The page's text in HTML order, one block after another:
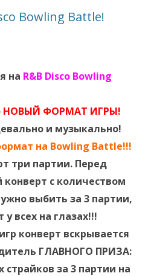
Bowling Battle!
на R&B Disco Bowling
НОВЫЙ ФОРМАТ ИГРЫ!
и музыкально!
на Bowling Battle!!!
три партии. Перед
с количеством
выбить за 3 партии,
всех на глазах!!!
конверт вскрывается
ГЛАВНОГО ПРИЗА:
за 3 партии на